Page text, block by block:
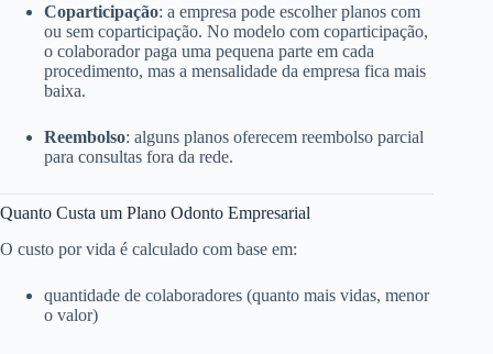
Coparticipação: a empresa pode escolher planos com
ou sem coparticipação. No modelo com coparticipação,
o colaborador paga uma pequena parte em cada
procedimento, mas a mensalidade da empresa fica mais
baixa.
Reembolso: alguns planos oferecem reembolso parcial
para consultas fora da rede.
Quanto Custa um Plano Odonto Empresarial
O custo por vida é calculado com base em:
quantidade de colaboradores (quanto mais vidas, menor
o valor)